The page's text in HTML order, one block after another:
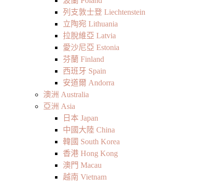
列支敦士登 Liechtenstein
立陶宛 Lithuania
拉脫維亞 Latvia
愛沙尼亞 Estonia
芬蘭 Finland
西班牙 Spain
安道爾 Andorra
澳洲 Australia
亞洲 Asia
日本 Japan
中國大陸 China
韓國 South Korea
香港 Hong Kong
澳門 Macau
越南 Vietnam